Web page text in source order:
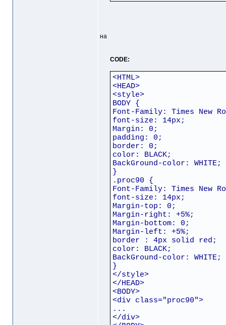
на
CODE:
<HTML>
<HEAD>
<style>
BODY {
Font-Family: Times New
font-size: 14px;
Margin: 0;
padding: 0;
border: 0;
color: BLACK;
BackGround-color: WHITE;
}
.proc90 {
Font-Family: Times New
font-size: 14px;
Margin-top: 0;
Margin-right: +5%;
Margin-bottom: 0;
Margin-left: +5%;
border : 4px solid red;
color: BLACK;
BackGround-color: WHITE;
}
</style>
</HEAD>
<BODY>
<div class="proc90">
...
</div>